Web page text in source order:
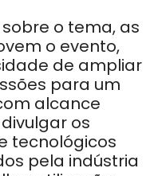
o tema, as
o evento,
de ampliar
para um
alcance
os
tecnológicos
pela indústria